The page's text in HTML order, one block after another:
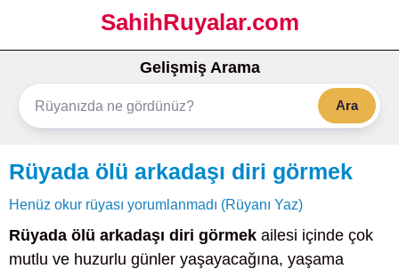
SahihRuyalar.com
Gelişmiş Arama
Ara
Rüyada ölü arkadaşı diri görmek
Henüz okur rüyası yorumlanmadı (Rüyanı Yaz)
Rüyada ölü arkadaşı diri görmek ailesi içinde çok
mutlu ve huzurlu günler yaşayacağına, yaşama